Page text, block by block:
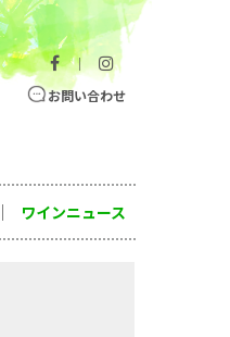
｜
お問い合わせ
ワインニュース